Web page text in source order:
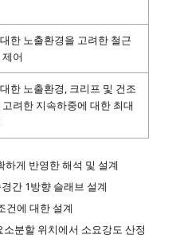
한 노출환경을 고려한 철근
어
한 노출환경, 크리프 및 건조
려한 지속하중에 대한 최대
하게 반영한 해석 및 설계
간 1방향 슬래브 설계
건에 대한 설계
분할 위치에서 소요강도 산정